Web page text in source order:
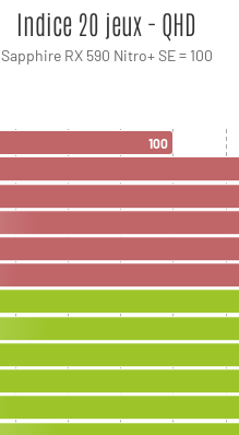
Indice 20 jeux - QHD
Sapphire RX 590 Nitro+ SE = 100
100